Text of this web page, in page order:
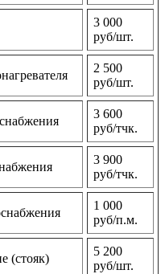
3 000
руб/шт.
2 500
руб/шт.
3 600
руб/тчк.
3 900
руб/тчк.
1 000
руб/п.м.
(стояк)
5 200
руб/шт.